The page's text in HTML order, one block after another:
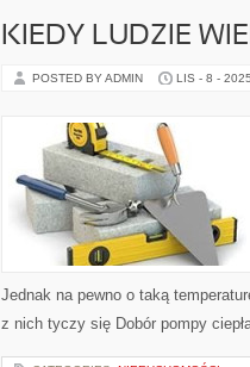
KIEDY LUDZIE
POSTED BY ADMIN LIS - 8 - 2025
Jednak na pewno o taką
z nich tyczy się Dobór pompy